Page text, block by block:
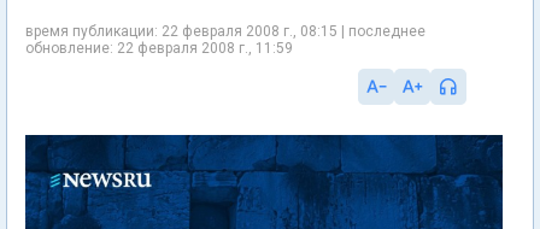
время публикации: 22 февраля 2008 г., 08:15 | последнее
обновление: 22 февраля 2008 г., 11:59